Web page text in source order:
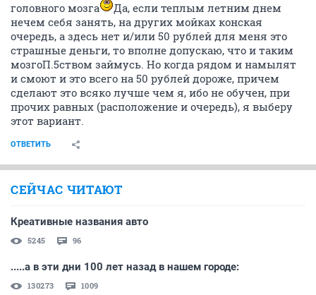
головного мозга
Да, если теплым летним днем
нечем себя занять, на других мойках конская
очередь, а здесь нет и/или 50 рублей для меня это
страшные деньги, то вполне допускаю, что и таким
мозгоП.5ством займусь. Но когда рядом и намылят
и смоют и это всего на 50 рублей дороже, причем
сделают это всяко лучше чем я, ибо не обучен, при
прочих равных (расположение и очередь), я выберу
этот вариант.
ОТВЕТИТЬ
СЕЙЧАС ЧИТАЮТ
Креативные названия авто
5245 96
.....а в эти дни 100 лет назад в нашем городе:
130273 1009